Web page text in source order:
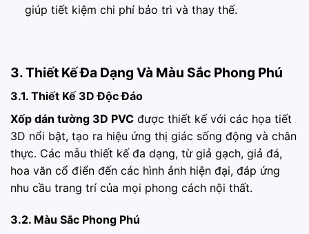
giúp tiết kiệm chi phí bảo trì và thay thế.
3. Thiết Kế Đa Dạng Và Màu Sắc Phong Phú
3.1. Thiết Kế 3D Độc Đáo
Xốp dán tường 3D PVC được thiết kế với các họa tiết
3D nổi bật, tạo ra hiệu ứng thị giác sống động và chân
thực. Các mẫu thiết kế đa dạng, từ giả gạch, giả đá,
hoa văn cổ điển đến các hình ảnh hiện đại, đáp ứng
nhu cầu trang trí của mọi phong cách nội thất.
3.2. Màu Sắc Phong Phú